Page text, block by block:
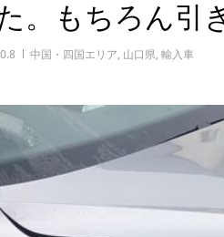
。もちろん引
中国・四国エリア, 山口県, 輸入車